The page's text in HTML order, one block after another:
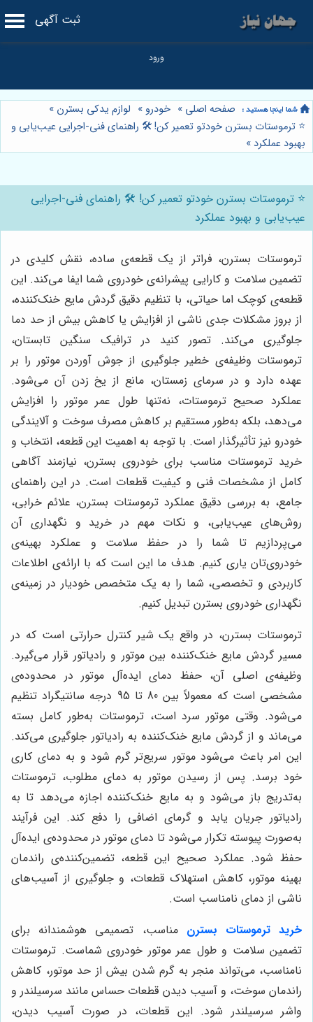
ثبت آگهی
صفحه اصلی » خودرو » لوازم یدکی بسترن »
⭐️ ترموستات بسترن خودتو تعمیر کن! 🛠️ راهنمای فنی-اجرایی عیب‌یابی و
بهبود عملکرد »
⭐️ ترموستات بسترن خودتو تعمیر کن! 🛠️ راهنمای فنی-اجرایی
عیب‌یابی و بهبود عملکرد
ترموستات بسترن، فراتر از یک قطعه‌ی ساده، نقش کلیدی در
تضمین سلامت و کارایی پیشرانه‌ی خودروی شما ایفا می‌کند. این
قطعه‌ی کوچک اما حیاتی، با تنظیم دقیق گردش مایع خنک‌کننده،
از بروز مشکلات جدی ناشی از افزایش یا کاهش بیش از حد دما
جلوگیری می‌کند. تصور کنید در ترافیک سنگین تابستان،
ترموستات وظیفه‌ی خطیر جلوگیری از جوش آوردن موتور را بر
عهده دارد و در سرمای زمستان، مانع از یخ زدن آن می‌شود.
عملکرد صحیح ترموستات، نه‌تنها طول عمر موتور را افزایش
می‌دهد، بلکه به‌طور مستقیم بر کاهش مصرف سوخت و آلایندگی
خودرو نیز تأثیرگذار است. با توجه به اهمیت این قطعه، انتخاب و
خرید ترموستات مناسب برای خودروی بسترن، نیازمند آگاهی
کامل از مشخصات فنی و کیفیت قطعات است. در این راهنمای
جامع، به بررسی دقیق عملکرد ترموستات بسترن، علائم خرابی،
روش‌های عیب‌یابی، و نکات مهم در خرید و نگهداری آن
می‌پردازیم تا شما را در حفظ سلامت و عملکرد بهینه‌ی
خودروی‌تان یاری کنیم. هدف ما این است که با ارائه‌ی اطلاعات
کاربردی و تخصصی، شما را به یک متخصص خودیار در زمینه‌ی
نگهداری خودروی بسترن تبدیل کنیم.
ترموستات بسترن، در واقع یک شیر کنترل حرارتی است که در
مسیر گردش مایع خنک‌کننده بین موتور و رادیاتور قرار می‌گیرد.
وظیفه‌ی اصلی آن، حفظ دمای ایده‌آل موتور در محدوده‌ی
مشخصی است که معمولاً بین 80 تا 95 درجه سانتیگراد تنظیم
می‌شود. وقتی موتور سرد است، ترموستات به‌طور کامل بسته
می‌ماند و از گردش مایع خنک‌کننده به رادیاتور جلوگیری می‌کند.
این امر باعث می‌شود موتور سریع‌تر گرم شود و به دمای کاری
خود برسد. پس از رسیدن موتور به دمای مطلوب، ترموستات
به‌تدریج باز می‌شود و به مایع خنک‌کننده اجازه می‌دهد تا به
رادیاتور جریان یابد و گرمای اضافی را دفع کند. این فرآیند
به‌صورت پیوسته تکرار می‌شود تا دمای موتور در محدوده‌ی ایده‌آل
حفظ شود. عملکرد صحیح این قطعه، تضمین‌کننده‌ی راندمان
بهینه موتور، کاهش استهلاک قطعات، و جلوگیری از آسیب‌های
ناشی از دمای نامناسب است.
خرید ترموستات بسترن مناسب، تصمیمی هوشمندانه برای
تضمین سلامت و طول عمر موتور خودروی شماست. ترموستات
نامناسب، می‌تواند منجر به گرم شدن بیش از حد موتور، کاهش
راندمان سوخت، و آسیب دیدن قطعات حساس مانند سرسیلندر و
واشر سرسیلندر شود. این قطعات، در صورت آسیب دیدن،